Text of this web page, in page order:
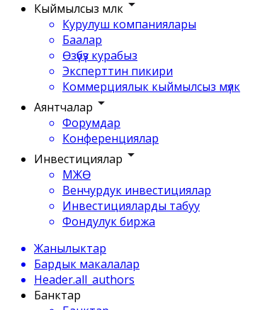
Кыймылсыз мүлк
Курулуш компаниялары
Баалар
Өзүбүз курабыз
Эксперттин пикири
Коммерциялык кыймылсыз мүлк
Аянтчалар
Форумдар
Конференциялар
Инвестициялар
МЖӨ
Венчурдук инвестициялар
Инвестицияларды табуу
Фондулук биржа
Жанылыктар
Бардык макалалар
Header.all_authors
Банктар